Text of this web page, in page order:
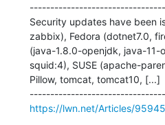
Security updates have been
zabbix), Fedora (dotnet7.0,
(java-1.8.0-openjdk, java-
squid:4), SUSE (apache-
Pillow, tomcat, tomcat10, [...]
https://lwn.net/Articles/